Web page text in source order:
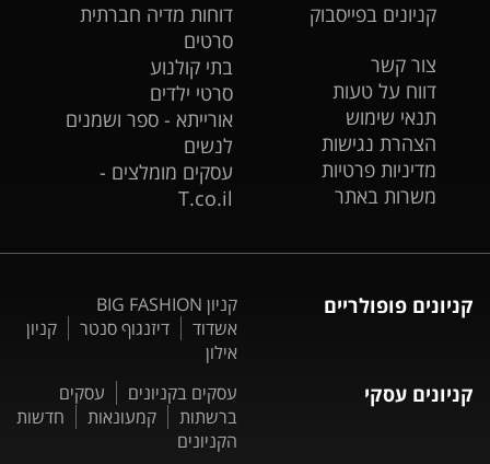
קניונים בפייסבוק
צור קשר
דווח על טעות
תנאי שימוש
הצהרת נגישות
מדיניות פרטיות
משרות באתר
דוחות מדיה חברתית
סרטים
בתי קולנוע
סרטי ילדים
אורייתא - ספר ושמנים
לנשים
עסקים מומלצים -
T.co.il
קניונים פופולריים
קניון BIG FASHION
אשדוד
דיזנגוף סנטר
קניון
אילון
קניונים עסקי עסקים בקניונים
עסקים
ברשתות
קמעונאות
חדשות
הקניונים